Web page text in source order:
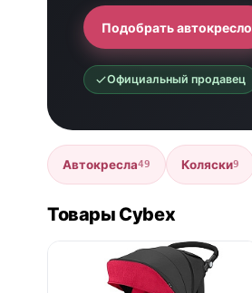
Подобрать автокресло
Официальный продавец
Автокресла49 Коляски9
Товары Cybex